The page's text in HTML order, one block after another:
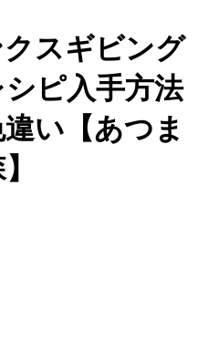
クスギビング
ピ入手方法
い【あつま